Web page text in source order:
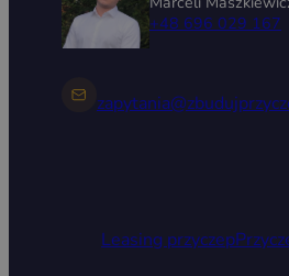
+48 696 029 167
Leasing przyczep